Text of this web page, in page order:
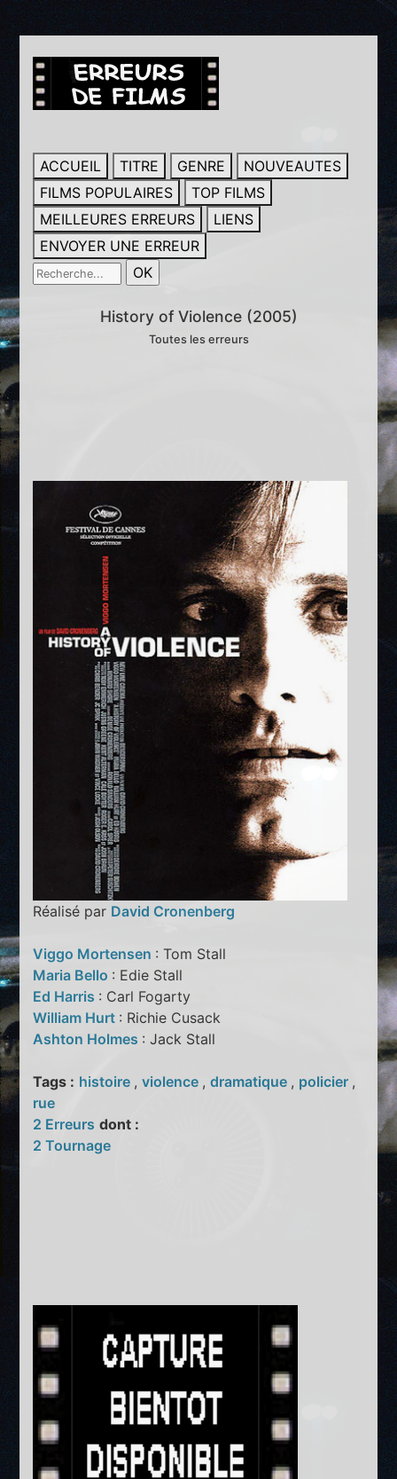
ACCUEIL TITRE GENRE
NOUVEAUTES
FILMS POPULAIRES
TOP FILMS
MEILLEURES ERREURS
LIENS
ENVOYER UNE ERREUR
History of Violence (2005)
Toutes les erreurs
Réalisé par David Cronenberg
Viggo Mortensen : Tom Stall
Maria Bello : Edie Stall
Ed Harris : Carl Fogarty
William Hurt : Richie Cusack
Ashton Holmes : Jack Stall
Tags : histoire ,violence ,dramatique , policier ,
rue
2 Erreurs dont :
2 Tournage